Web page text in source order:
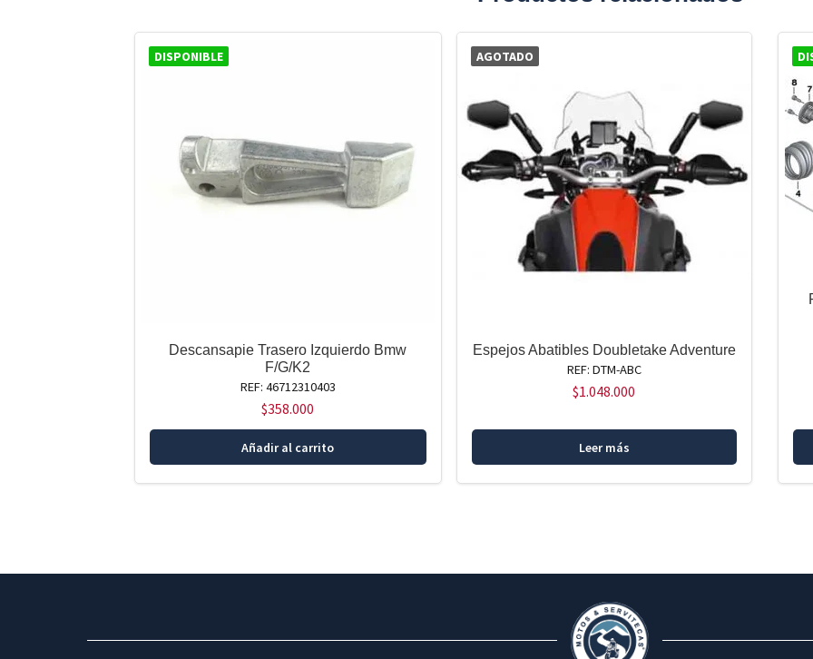
DISPONIBLE
Descansapie Trasero Izquierdo Bmw
F/G/K2
REF: 46712310403
$358.000
Añadir al carrito
AGOTADO
Espejos Abatibles Doubletake Adventure
REF: DTM-ABC
$1.048.000
Leer más